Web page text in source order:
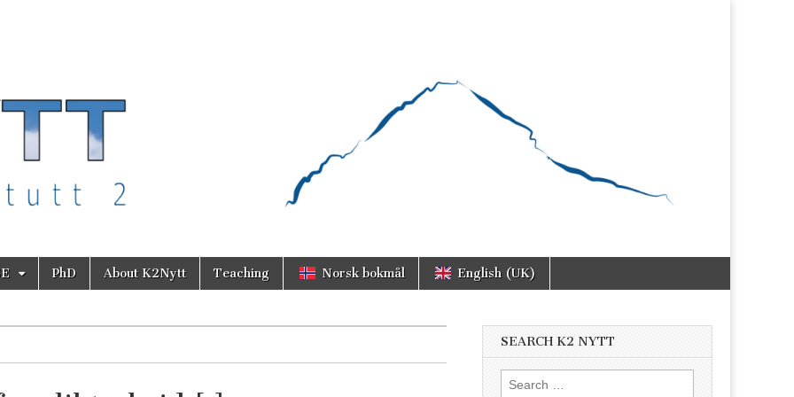
PhD About K2Nytt Teaching Norsk bokmål English (UK)
SEARCH K2 NYTT
Search